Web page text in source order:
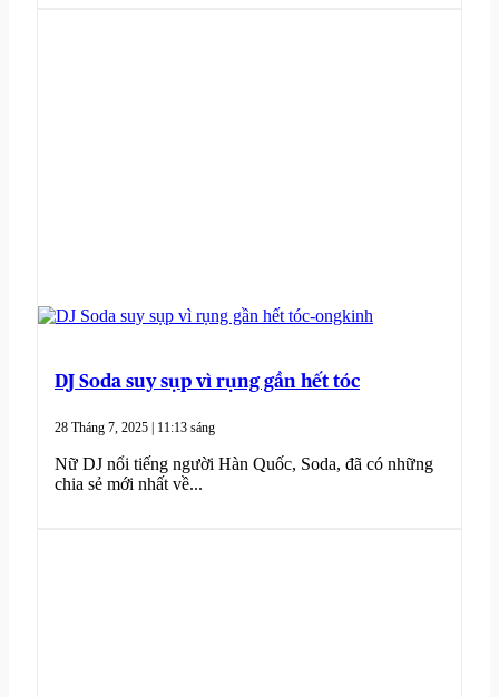
DJ Soda suy sụp vì rụng gần hết tóc
28 Tháng 7, 2025 | 11:13 sáng
Nữ DJ nổi tiếng người Hàn Quốc, Soda, đã có những
chia sẻ mới nhất về...